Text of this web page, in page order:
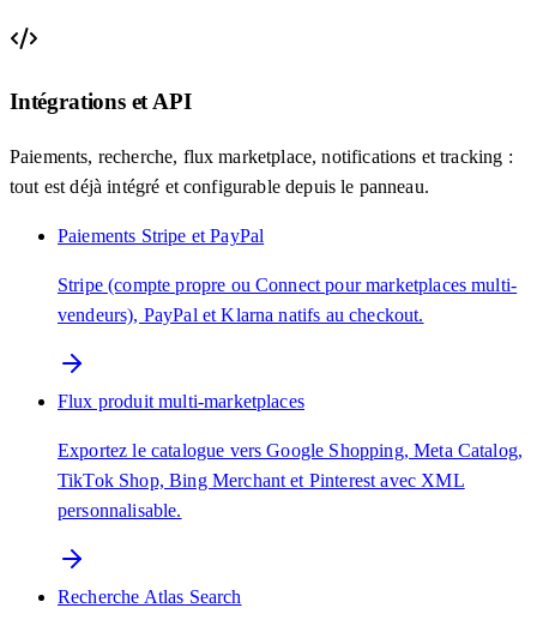
Intégrations et API
Paiements, recherche, flux marketplace, notifications et tracking :
tout est déjà intégré et configurable depuis le panneau.
Paiements Stripe et PayPal
Stripe (compte propre ou Connect pour marketplaces multi-
vendeurs), PayPal et Klarna natifs au checkout.
Flux produit multi-marketplaces
Exportez le catalogue vers Google Shopping, Meta Catalog,
TikTok Shop, Bing Merchant et Pinterest avec XML
personnalisable.
Recherche Atlas Search